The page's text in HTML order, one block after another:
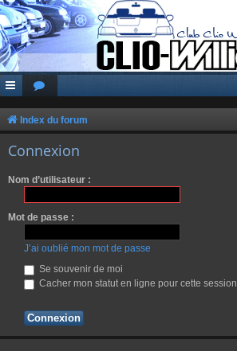
Index du forum
Connexion
Nom d’utilisateur :
Mot de passe :
J’ai oublié mon mot de passe
Se souvenir de moi
Cacher mon statut en ligne pour cette session